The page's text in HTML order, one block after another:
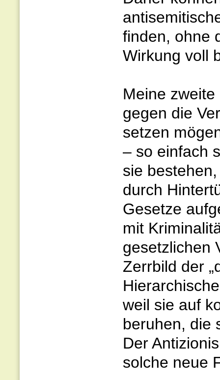
finden, ohne
Wirkung voll
Meine
gegen die
setzen
– so einfach
sie
durch
Gesetze
mit
gesetzlichen
Zerrbild der
weil sie auf
beruhen, die
Der
solche neue